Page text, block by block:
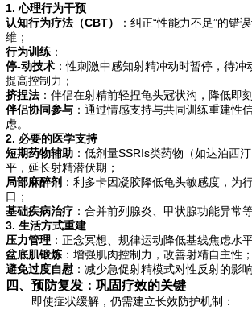
1. 心理行为干预
认知行为疗法（CBT）
：纠正“性能力不足”的错
维；
行为训练 ：
停-动技术 ：性刺激中感知射精冲动时暂停，待
提高控制力；
挤捏法 ：伴侣在射精前轻捏龟头冠状沟，降低即
伴侣协同参与 ：通过情感支持与共同训练重建性
虑。
2. 必要的医学支持
短期药物辅助 ：低剂量SSRIs类药物（如达泊西
平，延长射精潜伏期；
局部麻醉剂 ：利多卡因凝胶降低龟头敏感度，为
口；
基础疾病治疗 ：合并前列腺炎、甲状腺功能异常
3. 生活方式重建
压力管理 ：正念冥想、规律运动降低基线焦虑水平
盆底肌锻炼 ：增强肌肉控制力，改善射精自主性；
避免过度自慰 ：减少急促射精模式对性反射的影响
四、预防复发：巩固疗效的关键
即使症状缓解，仍需建立长效防护机制：